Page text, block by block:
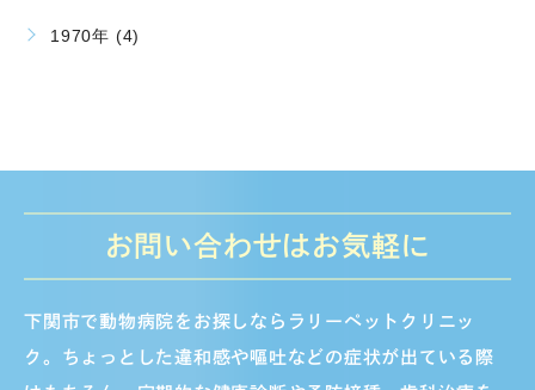
1970年 (4)
お問い合わせはお気軽に
下関市で動物病院をお探しならラリーペットクリニッ
ク。ちょっとした違和感や嘔吐などの症状が出ている際